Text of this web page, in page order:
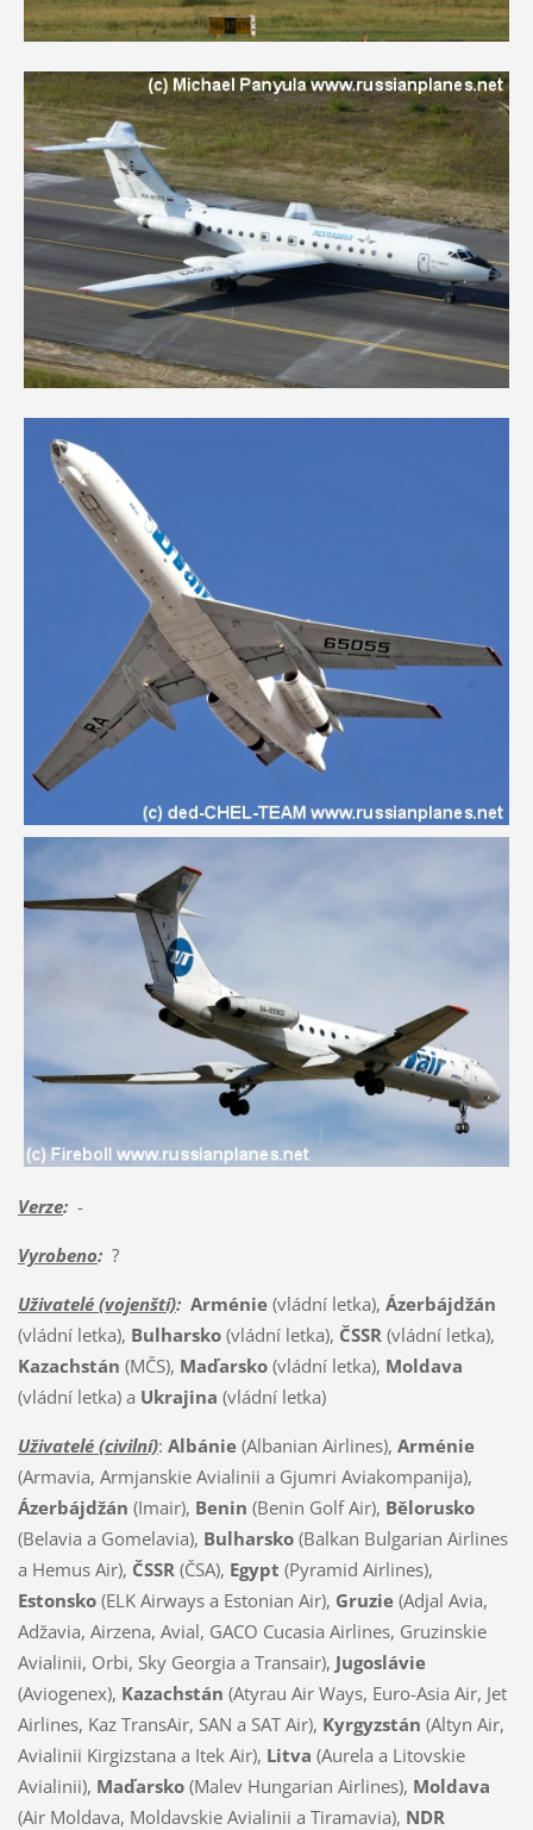
Verze:-
Vyrobeno:?
Uživatelé (vojenští): Arménie(vládní letka), Ázerbájdžán
(vládní letka), Bulharsko(vládní letka), ČSSR (vládní letka),
Kazachstán (MČS), Maďarsko(vládní letka), Moldava
(vládní letka) a Ukrajina (vládní letka)
Uživatelé (civilní): Albánie (Albanian Airlines), Arménie
(Armavia, Armjanskie Avialinii a Gjumri Aviakompanija),
Ázerbájdžán (Imair), Benin (Benin Golf Air), Bělorusko
(Belavia a Gomelavia), Bulharsko (Balkan Bulgarian Airlines
a Hemus Air), ČSSR (ČSA), Egypt (Pyramid Airlines),
Estonsko(ELK Airways a Estonian Air), Gruzie(Adjal Avia,
Adžavia, Airzena, Avial, GACO Cucasia Airlines, Gruzinskie
Avialinii, Orbi, Sky Georgia a Transair), Jugoslávie
(Aviogenex), Kazachstán (Atyrau Air Ways, Euro-Asia Air, Jet
Airlines, Kaz TransAir, SAN a SAT Air), Kyrgyzstán (Altyn Air,
Avialinii Kirgizstana a Itek Air), Litva (Aurela a Litovskie
Avialinii), Maďarsko(Malev Hungarian Airlines), Moldava
(Air Moldava, Moldavskie Avialinii a Tiramavia), NDR